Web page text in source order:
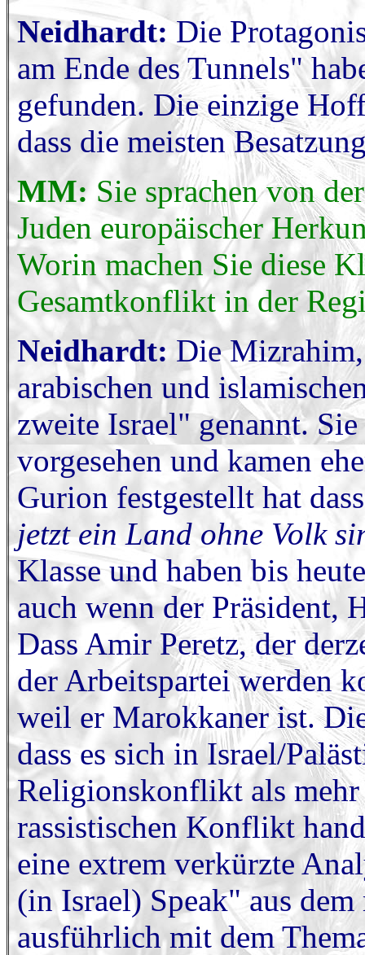
Neidhardt:Die
am Ende des Tunnels"
gefunden. Die einzige
dass die meisten
MM: Sie sprachen von
Juden europäischer
Worin machen Sie diese
Gesamtkonflikt in der
Neidhardt: Die Mizrahim,
arabischen und
zweite Israel" genannt.
vorgesehen und kamen
Gurion festgestellt hat
jetzt ein Land ohne Volk
Klasse und haben bis
auch wenn der Präsident,
Dass Amir Peretz, der
der Arbeitspartei werden
weil er Marokkaner ist.
dass es sich in Israel/
Religionskonflikt als
rassistischen Konflikt
eine extrem verkürzte
(in Israel) Speak" aus
ausführlich mit dem